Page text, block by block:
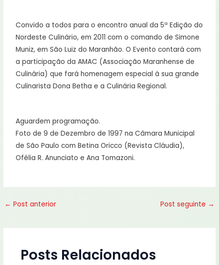
Convido a todos para o encontro anual da 5ª Edição do
Nordeste Culinário, em 2011 com o comando de Simone
Muniz, em São Luiz do Maranhão. O Evento contará com
a participação da AMAC (Associação Maranhense de
Culinária) que fará homenagem especial à sua grande
Culinarista Dona Betha e a Culinária Regional.
Aguardem programação.
Foto de 9 de Dezembro de 1997 na Câmara Municipal
de São Paulo com Betina Oricco (Revista Cláudia),
Ofélia R. Anunciato e Ana Tomazoni.
← Post anterior Post seguinte →
Posts Relacionados